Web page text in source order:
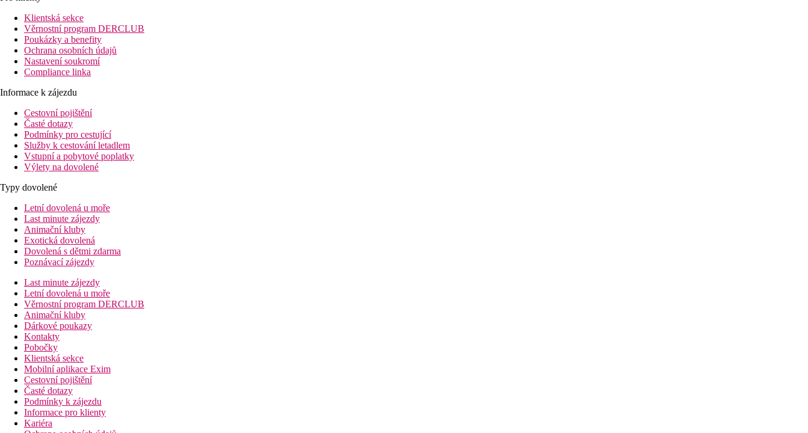
Klientská sekce
Věrnostní program DERCLUB
Poukázky a benefity
Ochrana osobních údajů
Nastavení soukromí
Compliance linka
Informace k zájezdu
Cestovní pojištění
Časté dotazy
Podmínky pro cestující
Služby k cestování letadlem
Vstupní a pobytové poplatky
Výlety na dovolené
Typy dovolené
Letní dovolená u moře
Last minute zájezdy
Animační kluby
Exotická dovolená
Dovolená s dětmi zdarma
Poznávací zájezdy
Last minute zájezdy
Letní dovolená u moře
Věrnostní program DERCLUB
Animační kluby
Dárkové poukazy
Kontakty
Pobočky
Klientská sekce
Mobilní aplikace Exim
Cestovní pojištění
Časté dotazy
Podmínky k zájezdu
Informace pro klienty
Kariéra